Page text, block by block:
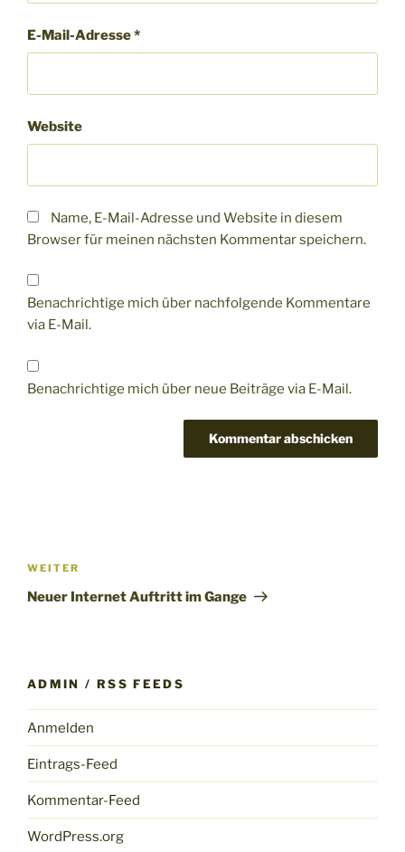
E-Mail-Adresse*
Website
Name, E-Mail-Adresse und Website in diesem
Browser für meinen nächsten Kommentar speichern.
Benachrichtige mich über nachfolgende Kommentare
via E-Mail.
Benachrichtige mich über neue Beiträge via E-Mail.
Nächster
Beitrag
WEITER
Neuer Internet Auftritt im Gange
ADMIN / RSS FEEDS
Anmelden
Eintrags-Feed
Kommentar-Feed
WordPress.org